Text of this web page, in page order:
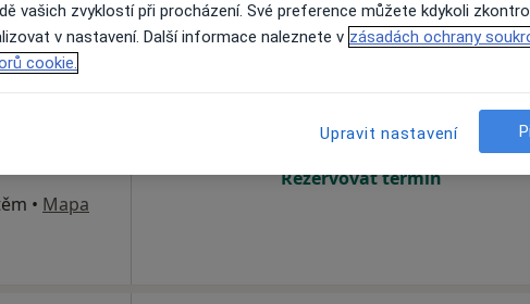
• Mapa
Dnes Zítra So Ne
Online rezervace termínu není k dispozici
Rezervovat termín
vašich zvyklostí při procházení. Své preference můžete kdykoli
v nastavení. Další informace naleznete v zásadách ochrany
cookie.
Upravit nastavení